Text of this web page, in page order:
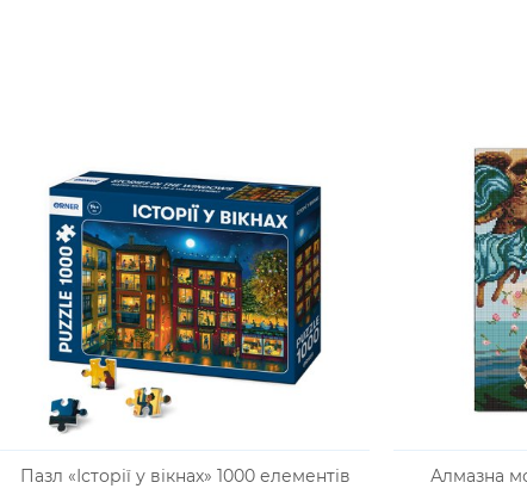
Пазл «Історії у вікнах» 1000 елементів Алмазна